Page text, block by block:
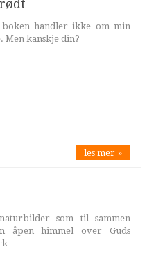
handler ikke om min
Men kanskje din?
les mer »
som til sammen
åpen himmel over Guds